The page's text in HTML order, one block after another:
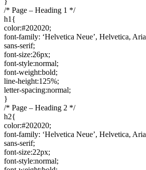
/* Page – Heading 1 */
h1{
color:#202020;
font-family: ‘Helvetica Neue’, Helvetica,
sans-serif;
font-size:26px;
font-style:normal;
font-weight:bold;
line-height:125%;
letter-spacing:normal;
}
/* Page – Heading 2 */
h2{
color:#202020;
font-family: ‘Helvetica Neue’, Helvetica,
sans-serif;
font-size:22px;
font-style:normal;